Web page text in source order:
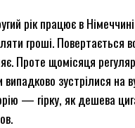
рік працює в
гроші. Повертається
Проте щомісяця
зустрілися на
— гірку, як дешева